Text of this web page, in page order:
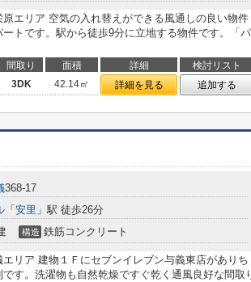
エリア 空気の入れ替えができる風通しの良い物件
トです。駅から徒歩9分に立地する物件です。「パ
間取り 面積 詳細
検討リスト
3DK 42.14㎡ 詳細を見る 追加する
368-17
「 安里 」駅 徒歩26分
構造 鉄筋コンクリート
リア 建物１Ｆにセブンイレブン与義東店がありち
す。洗濯物も自然乾燥ですぐ乾く通風良好な間取